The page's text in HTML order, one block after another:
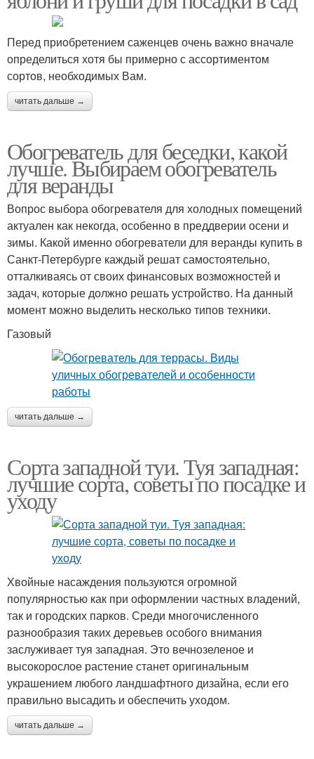
Перед приобретением саженцев очень важно вначале
определиться хотя бы примерно с ассортиментом
сортов, необходимых Вам.
читать дальше →
Обогреватель для беседки, какой
лучше. Выбираем обогреватель
для веранды
Вопрос выбора обогревателя для холодных помещений
актуален как некогда, особенно в преддверии осени и
зимы. Какой именно обогреватели для веранды купить в
Санкт-Петербурге каждый решат самостоятельно,
отталкиваясь от своих финансовых возможностей и
задач, которые должно решать устройство. На данный
момент можно выделить несколько типов техники.
Газовый
читать дальше →
Сорта западной туи. Туя западная:
лучшие сорта, советы по посадке и
уходу
Хвойные насаждения пользуются огромной
популярностью как при оформлении частных владений,
так и городских парков. Среди многочисленного
разнообразия таких деревьев особого внимания
заслуживает туя западная. Это вечнозеленое и
высокорослое растение станет оригинальным
украшением любого ландшафтного дизайна, если его
правильно высадить и обеспечить уходом.
читать дальше →